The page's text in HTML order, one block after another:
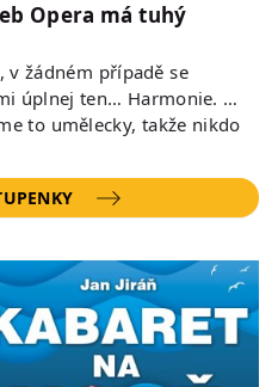
Opera má tuhý
v žádném případě se
úplnej ten… Harmonie. …
to umělecky, takže nikdo